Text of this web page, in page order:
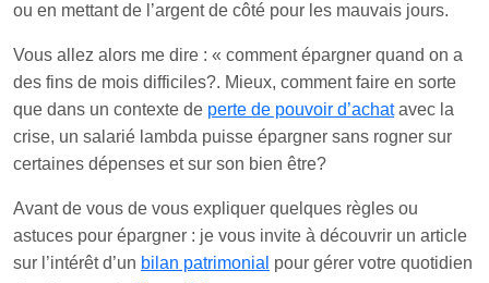
ou en mettant de l’argent de côté pour les mauvais jours.
Vous allez alors me dire : « comment épargner quand on a
des fins de mois difficiles?. Mieux, comment faire en sorte
que dans un contexte de perte de pouvoir d’achatavec la
crise, un salarié lambda puisse épargner sans rogner sur
certaines dépenses et sur son bien être?
Avant de vous de vous expliquer quelques règles ou
astuces pour épargner : je vous invite à découvrir un article
sur l’intérêt d’un bilan patrimonial pour gérer votre quotidien